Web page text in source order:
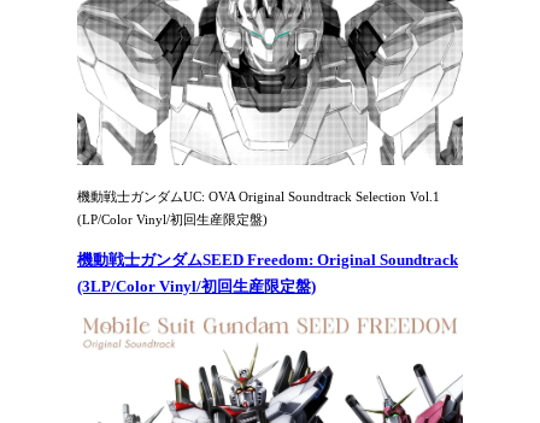
機動戦士ガンダムUC: OVA Original Soundtrack Selection Vol.1
(LP/Color Vinyl/初回生産限定盤)
機動戦士ガンダムSEED Freedom: Original Soundtrack
(3LP/Color Vinyl/初回生産限定盤)